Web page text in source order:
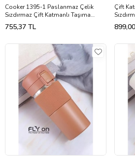
Cooker 1395-1 Paslanmaz Çelik
Sızdırmaz Çift Katmanlı Taşıma
Askılı Çay Kahve Termosu Bakır 700
ml
755,37 TL
Çift
Kupa